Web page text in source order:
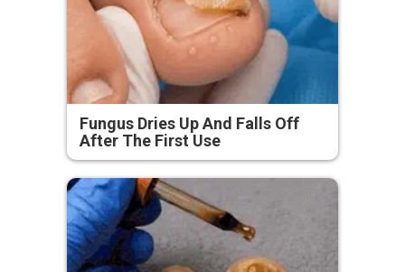
Fungus Dries Up And Falls Off
After The First Use